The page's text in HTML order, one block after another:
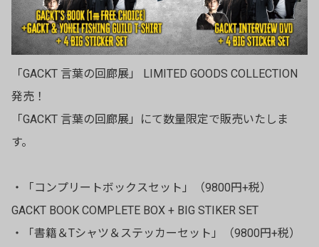
「GACKT 言葉の回廊展」 LIMITED GOODS COLLECTION
発売！
「GACKT 言葉の回廊展」にて数量限定で販売いたしま
す。
・「コンプリートボックスセット」（9800円+税）
GACKT BOOK COMPLETE BOX + BIG STIKER SET
・「書籍＆Tシャツ＆ステッカーセット」（9800円+税）